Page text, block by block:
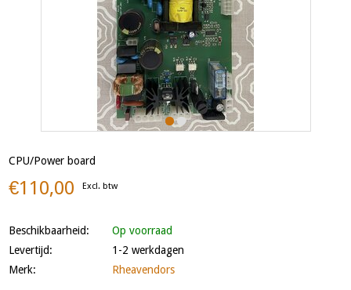
CPU/Power board
€110,00 Excl. btw
Beschikbaarheid:
Op voorraad
Levertijd:
1-2 werkdagen
Merk:
Rheavendors